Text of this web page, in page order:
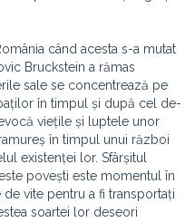
când acesta s-a mutat
Bruckstein a rămas
sale se concentrează pe
în timpul și după cel de-
viețile și luptele unor
în timpul unui război
existenței lor. Sfârșitul
povești este momentul în
vite pentru a fi transportați
soartei lor deseori